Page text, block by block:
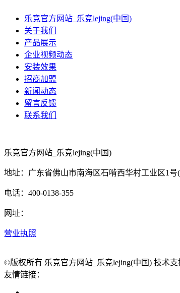
乐竞官方网站_乐竞lejing(中国)
关于我们
产品展示
企业视频动态
安装效果
招商加盟
新闻动态
留言反馈
联系我们
乐竞官方网站_乐竞lejing(中国)
地址：广东省佛山市南海区石啃西华村工业区1号
电话：400-0138-355
网址：
营业执照
©版权所有 乐竞官方网站_乐竞lejing(中国) 技术支
友情链接：